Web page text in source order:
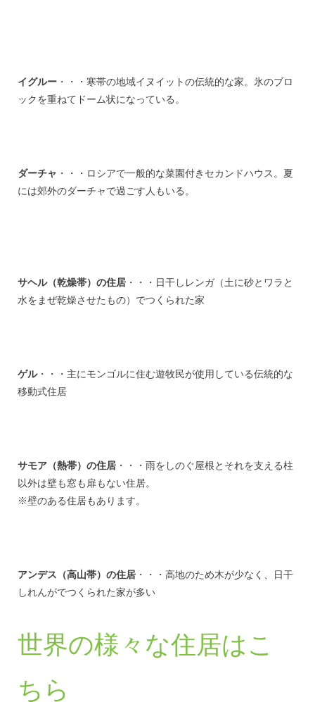
イグルー ・・・寒帯の地域イヌイットの伝統的な家。氷のブロ
ックを重ねてドーム状になっている。
ダーチャ ・・・ロシアで一般的な菜園付きセカンドハウス。夏
には郊外のダーチャで過ごす人もいる。
サヘル（乾燥帯）の住居 ・・・日干しレンガ（土に砂とワラと
水をまぜ乾燥させたもの）でつくられた家
ゲル・・・主にモンゴルに住む遊牧民が使用している伝統的な
移動式住居
サモア（熱帯）の住居 ・・・雨をしのぐ屋根とそれを支える柱
以外は壁も窓も扉もない住居。
※壁のある住居もあります。
アンデス（高山帯）の住居 ・・・高地のため木が少なく、日干
しれんがでつくられた家が多い
世界の様々な住居はこ
ちら